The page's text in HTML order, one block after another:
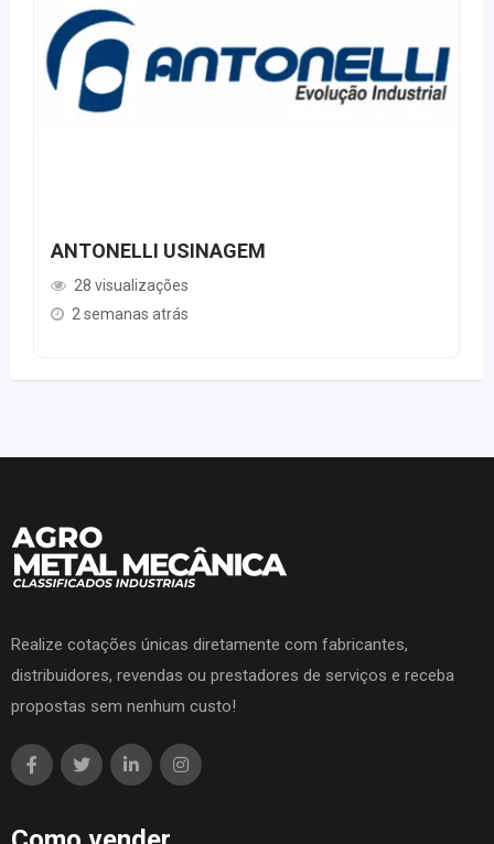
ANTONELLI USINAGEM
28 visualizações
2 semanas atrás
Realize cotações únicas diretamente com fabricantes,
distribuidores, revendas ou prestadores de serviços e receba
propostas sem nenhum custo!